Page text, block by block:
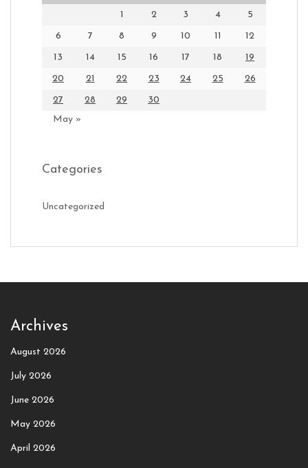
1 2 3 4 5
6 7 8 9 10 11 12
13 14 15 16 17 18 19
20 21 22 23 24 25 26
27 28 29
30
May »
Categories
Uncategorized
Archives
August 2026
July 2026
June 2026
May 2026
April 2026